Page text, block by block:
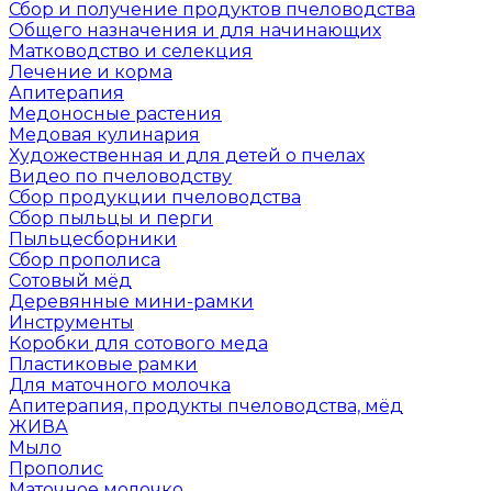
Сбор и получение продуктов пчеловодства
Общего назначения и для начинающих
Матководство и селекция
Лечение и корма
Апитерапия
Медоносные растения
Медовая кулинария
Художественная и для детей о пчелах
Видео по пчеловодству
Сбор продукции пчеловодства
Сбор пыльцы и перги
Пыльцесборники
Сбор прополиса
Сотовый мёд
Деревянные мини-рамки
Инструменты
Коробки для сотового меда
Пластиковые рамки
Для маточного молочка
Апитерапия, продукты пчеловодства, мёд
ЖИВА
Мыло
Прополис